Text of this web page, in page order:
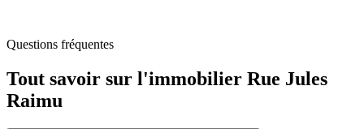
Questions fréquentes
Tout savoir sur l'immobilier Rue Jules
Raimu